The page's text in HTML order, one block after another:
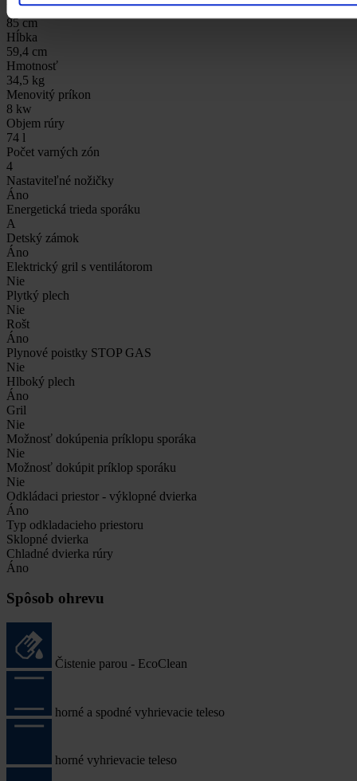
Výška
85 cm
Hĺbka
59,4 cm
Hmotnosť
34,5 kg
Menovitý príkon
8 kw
Objem rúry
74 l
Počet varných zón
4
Nastaviteľné nožičky
Áno
Energetická trieda sporáku
A
Detský zámok
Áno
Elektrický gril s ventilátorom
Nie
Plytký plech
Nie
Rošt
Áno
Plynové poistky STOP GAS
Nie
Hlboký plech
Áno
Gril
Nie
Možnosť dokúpenia príklopu sporáka
Nie
Možnosť dokúpit príklop sporáku
Nie
Odkládaci priestor - výklopné dvierka
Áno
Typ odkladacieho priestoru
Sklopné dvierka
Chladné dvierka rúry
Áno
Spôsob ohrevu
Čistenie parou - EcoClean
horné a spodné vyhrievacie teleso
horné vyhrievacie teleso